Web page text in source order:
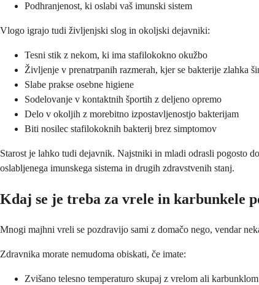
Podhranjenost, ki oslabi vaš imunski sistem
Vlogo igrajo tudi življenjski slog in okoljski dejavniki:
Tesni stik z nekom, ki ima stafilokokno okužbo
Življenje v prenatrpanih razmerah, kjer se bakterije zlahka
Slabe prakse osebne higiene
Sodelovanje v kontaktnih športih z deljeno opremo
Delo v okoljih z morebitno izpostavljenostjo bakterijam
Biti nosilec stafilokoknih bakterij brez simptomov
Starost je lahko tudi dejavnik. Najstniki in mladi odrasli pogosto
oslabljenega imunskega sistema in drugih zdravstvenih stanj.
Kdaj se je treba za vrele in karbunkele
Mnogi majhni vreli se pozdravijo sami z domačo nego, vendar
Zdravnika morate nemudoma obiskati, če imate:
Zvišano telesno temperaturo skupaj z vrelom ali karbunklom